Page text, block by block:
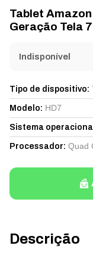
Descrição
Tablet
Geração Tela
Indisponível
Tipo de dispositivo:
Modelo: HD7
Sistema operacional
Processador: Quad